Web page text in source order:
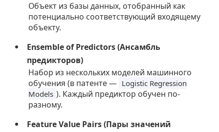
Объект из базы данных, отобранный как
потенциально соответствующий входящему
объекту.
Ensemble of Predictors (Ансамбль
предикторов)
Набор из нескольких моделей машинного
обучения (в патенте — Logistic Regression
Models ). Каждый предиктор обучен по-
разному.
Feature Value Pairs (Пары значений